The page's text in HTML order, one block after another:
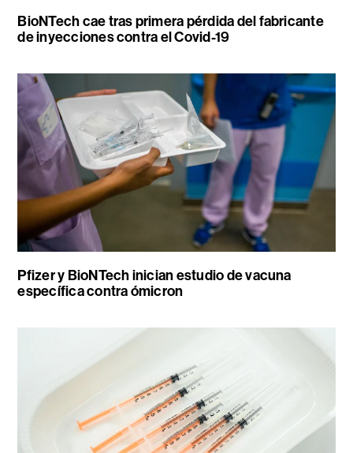
BioNTech cae tras primera pérdida del fabricante
de inyecciones contra el Covid-19
Pfizer y BioNTech inician estudio de vacuna
específica contra ómicron